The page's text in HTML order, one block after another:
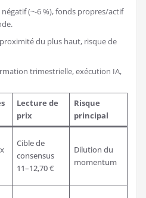
négatif (~-6 %), fonds propres/actif
du plus haut, risque de
trimestrielle, exécution IA,
Lecture de
prix
Risque
principal
Cible de
consensus
11–12,70 €
Dilution du
momentum